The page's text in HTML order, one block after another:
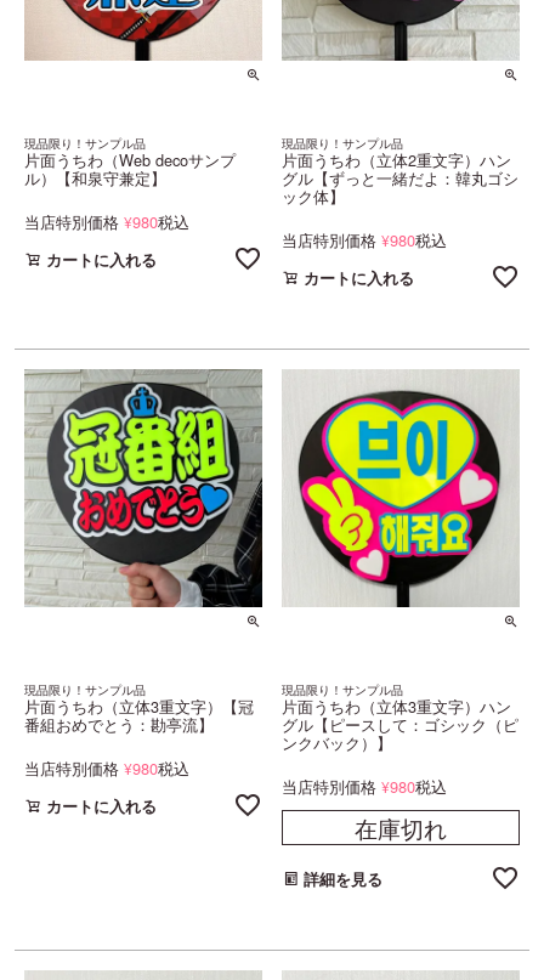
現品限り！サンプル品
片面うちわ（Web decoサンプ
ル）【和泉守兼定】
当店特別価格 ¥980税込
カートに入れる
現品限り！サンプル品
片面うちわ（立体2重文字）ハン
グル【ずっと一緒だよ：韓丸ゴシ
ック体】
当店特別価格 ¥980税込
カートに入れる
現品限り！サンプル品
片面うちわ（立体3重文字）【冠
番組おめでとう：勘亭流】
当店特別価格 ¥980税込
カートに入れる
現品限り！サンプル品
片面うちわ（立体3重文字）ハン
グル【ピースして：ゴシック（ピ
ンクバック）】
当店特別価格 ¥980税込
在庫切れ
詳細を見る